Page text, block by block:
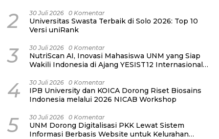
2 30 Juli 2026 0 Komentar
Universitas Swasta Terbaik di Solo 2026: Top 10
Versi uniRank
3 30 Juli 2026 0 Komentar
NutriScan AI, Inovasi Mahasiswa UNM yang Siap
Wakili Indonesia di Ajang YESIST12 Internasional
4 30 Juli 2026 0 Komentar
IPB University dan KOICA Dorong Riset Biosains
Indonesia melalui 2026 NICAB Workshop
5 30 Juli 2026 0 Komentar
UNM Dorong Digitalisasi PKK Lewat Sistem
Informasi Berbasis Website untuk Kelurahan